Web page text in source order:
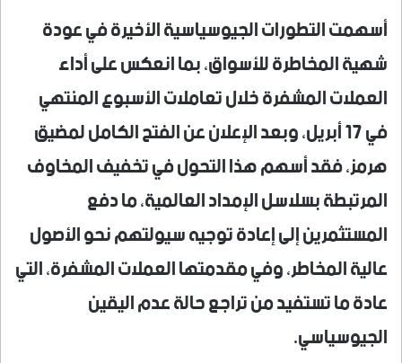
أسهمت التطورات الجيوسياسية الأخيرة في عودة
شهية المخاطرة للأسواق، بما انعكس على أداء
العملات المشفرة خلال تعاملات الأسبوع المنتهي
في 17 أبريل، وبعد الإعلان عن الفتح الكامل لمضيق
هرمز، فقد أسهم هذا التحول في تخفيف المخاوف
المرتبطة بسلاسل الإمداد العالمية، ما دفع
المستثمرين إلى إعادة توجيه سيولتهم نحو الأصول
عالية المخاطر، وفي مقدمتها العملات المشفرة، التي
عادة ما تستفيد من تراجع حالة عدم اليقين
الجيوسياسي.